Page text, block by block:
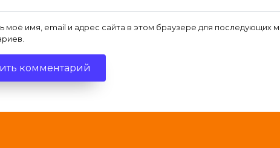
моё имя, email и адрес сайта в этом браузере для последующих